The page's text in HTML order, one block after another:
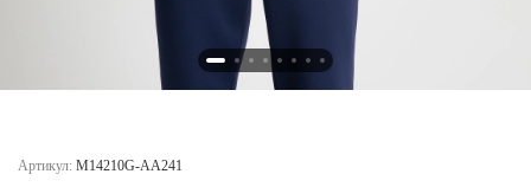
Тюменская область (3)
Хакасия (1)
Челябинская область (2)
Артикул: M14210G-AA241